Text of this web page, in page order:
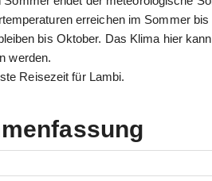
erreichen im Sommer bis
bis Oktober. Das Klima hier
werden.
Reisezeit für Lambi.